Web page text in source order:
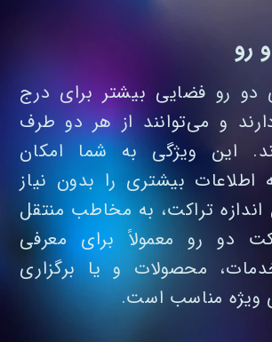
رو
دو رو فضایی بیشتر برای درج
و می‌توانند از هر دو طرف
این ویژگی به شما امکان
بیشتری را بدون نیاز
اندازه تراکت، به مخاطب منتقل
دو رو معمولاً برای معرفی
محصولات و یا برگزاری
ویژه مناسب است.